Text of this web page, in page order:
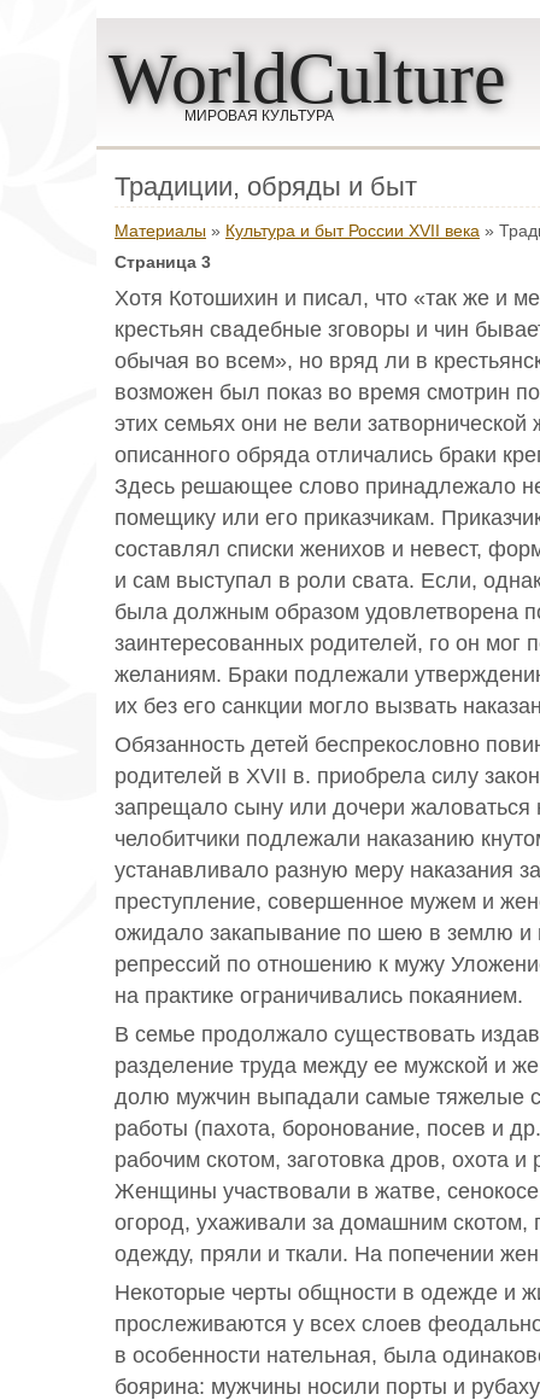
WorldCulture
МИРОВАЯ КУЛЬТУРА
Традиции, обряды и быт
Материалы » Культура и быт России XVII века »
Страница 3
Хотя Котошихин и писал, что «так же и
крестьян свадебные зговоры и чин
обычая во всем», но вряд ли в
возможен был показ во время смотрин
этих семьях они не вели
описанного обряда отличались браки
Здесь решающее слово принадлежало
помещику или его приказчикам.
составлял списки женихов и невест,
и сам выступал в роли свата. Если,
была должным образом удовлетворена
заинтересованных родителей, го он мог
желаниям. Браки подлежали
их без его санкции могло вызвать
Обязанность детей беспрекословно
родителей в XVII в. приобрела силу
запрещало сыну или дочери жаловаться
челобитчики подлежали наказанию
устанавливало разную меру наказания
преступление, совершенное мужем и
ожидало закапывание по шею в землю и
репрессий по отношению к мужу
на практике ограничивались покаянием.
В семье продолжало существовать
разделение труда между ее мужской и
долю мужчин выпадали самые тяжелые
работы (пахота, боронование, посев и
рабочим скотом, заготовка дров, охота и
Женщины участвовали в жатве,
огород, ухаживали за домашним скотом,
одежду, пряли и ткали. На попечении
Некоторые черты общности в одежде и
прослеживаются у всех слоев
в особенности нательная, была
боярина: мужчины носили порты и